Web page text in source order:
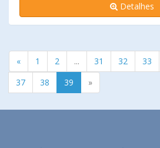
Detalhes
« 1 2 ... 31 32 33
37
38 39 »